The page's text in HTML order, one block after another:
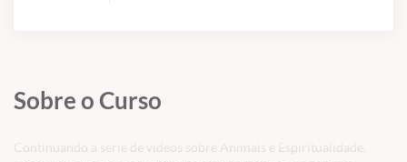
Sobre o Curso
Continuando a série de vídeos sobre Animais e Espiritualidade,